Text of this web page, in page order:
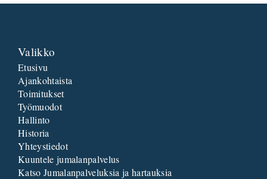
Valikko
Etusivu
Ajankohtaista
Toimitukset
Työmuodot
Hallinto
Historia
Yhteystiedot
Kuuntele jumalanpalvelus
Katso Jumalanpalveluksia ja hartauksia